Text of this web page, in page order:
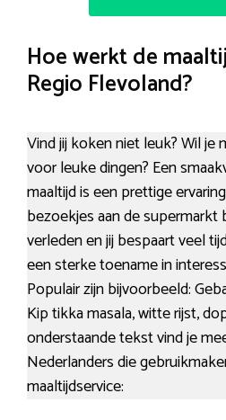
Hoe werkt de
Regio Flevoland?
Vind jij koken niet leuk? Wil je
voor leuke dingen? Een
maaltijd is een prettige
bezoekjes aan de
verleden en jij bespaart veel
een sterke toename in
Populair zijn bijvoorbeeld:
Kip tikka masala, witte rijst,
onderstaande tekst vind je
Nederlanders die
maaltijdservice: